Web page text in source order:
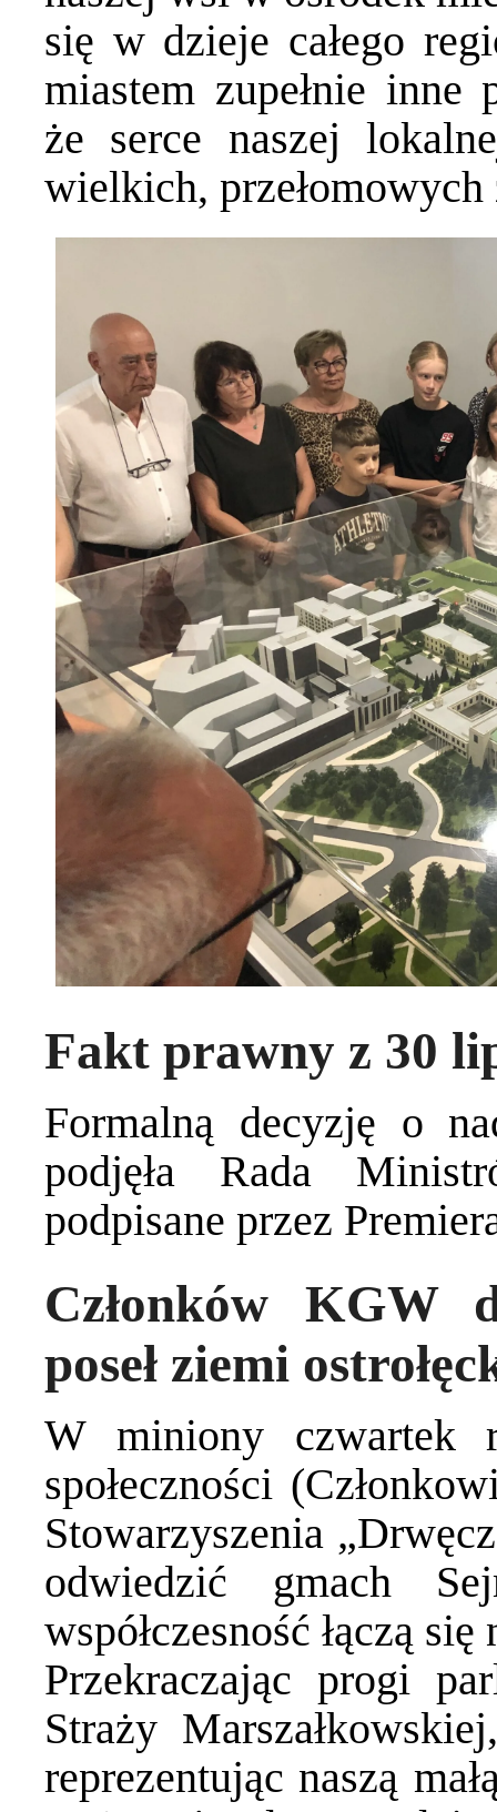
się w dzieje całego
miastem zupełnie inne
że serce naszej
wielkich,
Fakt prawny z 30
Formalną decyzję o
podjęła Rada
podpisane przez
Członków KGW
poseł ziemi
W miniony czwartek
społeczności
Stowarzyszenia
odwiedzić gmach
współczesność łączą
Przekraczając progi
Straży
reprezentując naszą